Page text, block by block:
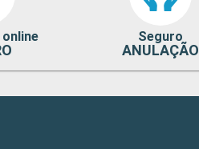
Seguro
ANULAÇÃO